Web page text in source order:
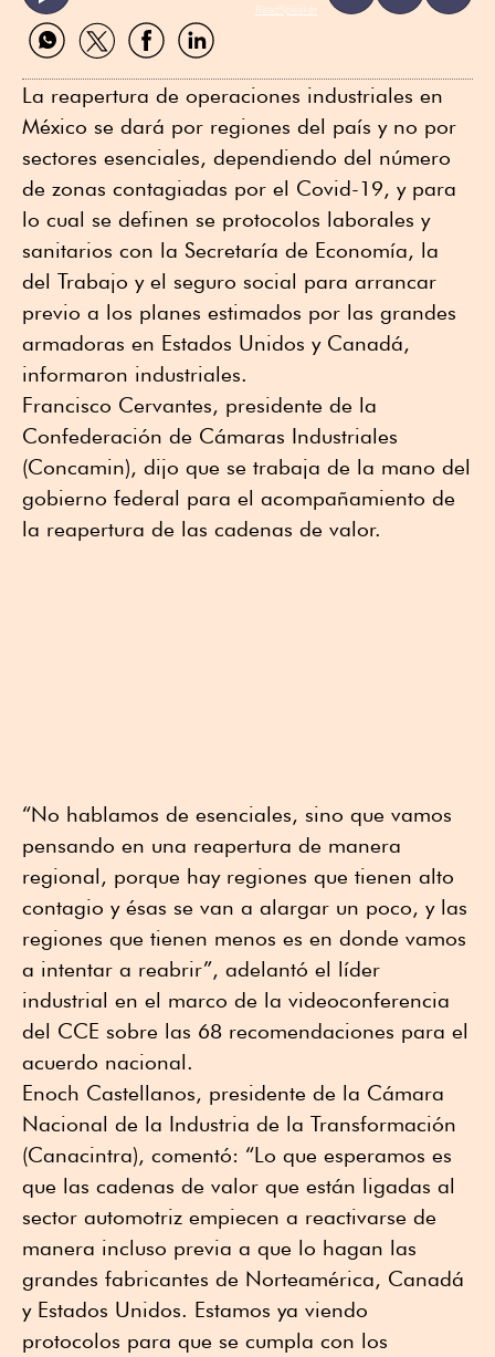
ReadSpeaker
Compartir
por
Compartir
por
Compartir
por
Compartir
por
La reapertura de operaciones industriales en
México se dará por regiones del país y no por
sectores esenciales, dependiendo del número
de zonas contagiadas por el Covid-19, y para
lo cual se definen se protocolos laborales y
sanitarios con la Secretaría de Economía, la
del Trabajo y el seguro social para arrancar
previo a los planes estimados por las grandes
armadoras en Estados Unidos y Canadá,
informaron industriales.
Francisco Cervantes, presidente de la
Confederación de Cámaras Industriales
(Concamin), dijo que se trabaja de la mano del
gobierno federal para el acompañamiento de
la reapertura de las cadenas de valor.
“No hablamos de esenciales, sino que vamos
pensando en una reapertura de manera
regional, porque hay regiones que tienen alto
contagio y ésas se van a alargar un poco, y las
regiones que tienen menos es en donde vamos
a intentar a reabrir”, adelantó el líder
industrial en el marco de la videoconferencia
del CCE sobre las 68 recomendaciones para el
acuerdo nacional.
Enoch Castellanos, presidente de la Cámara
Nacional de la Industria de la Transformación
(Canacintra), comentó: “Lo que esperamos es
que las cadenas de valor que están ligadas al
sector automotriz empiecen a reactivarse de
manera incluso previa a que lo hagan las
grandes fabricantes de Norteamérica, Canadá
y Estados Unidos. Estamos ya viendo
protocolos para que se cumpla con los